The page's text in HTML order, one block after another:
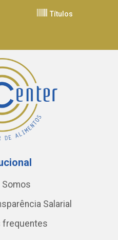
Títulos
Somos
Salarial
frequentes